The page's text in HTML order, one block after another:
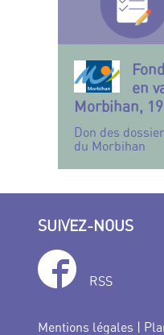
en
Morbihan,
Don des
du Morbihan
SUIVEZ-NOUS
RSS
Mentions légales |